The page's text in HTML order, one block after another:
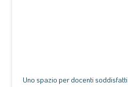
Uno spazio per docenti soddisfatti